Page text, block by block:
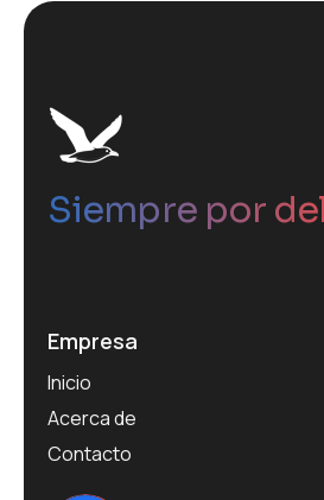
Siempre por
Empresa
Inicio
Acerca de
Contacto